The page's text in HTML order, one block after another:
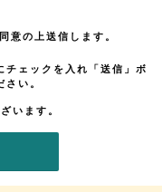
意の上送信します。
チェックを入れ「送信」ボ
い。
います。